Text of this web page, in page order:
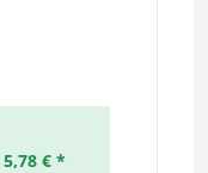
5,78 € *